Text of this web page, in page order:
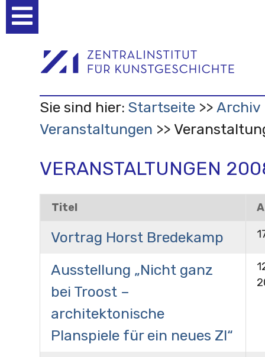
Werkzeuge
Sie sind hier: Startseite
Archiv
Veranstaltungen
VERANSTALTUNGEN
Titel
Vortrag Horst Bredekamp
Ausstellung „Nicht ganz
bei Troost –
architektonische
Planspiele für ein neues ZI“